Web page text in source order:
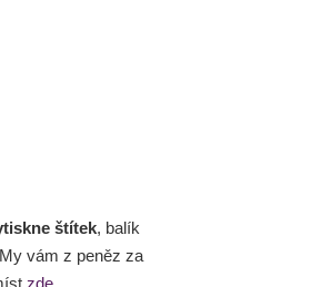
štítek, balík
vám z peněz za